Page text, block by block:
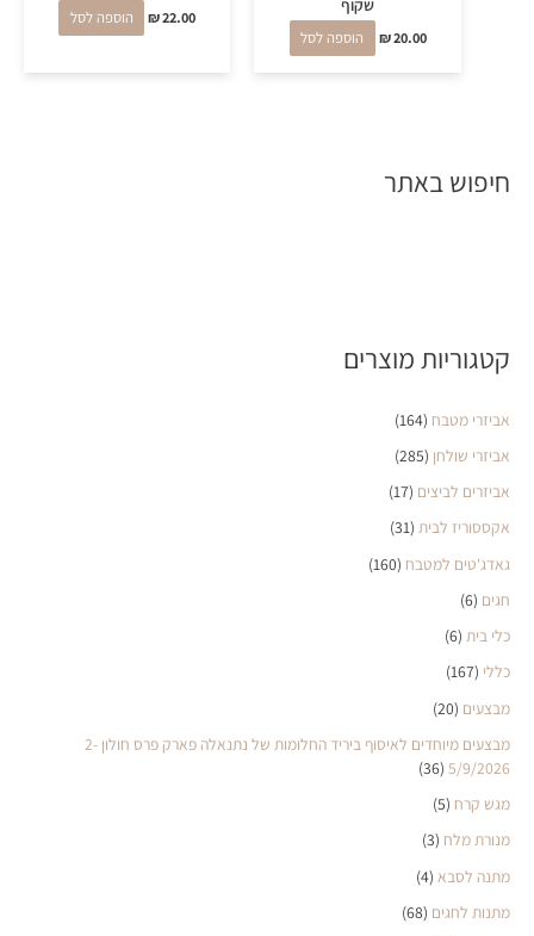
חיפוש באתר
קטגוריות מוצרים
אביזרי מטבח (164)
אביזרי שולחן (285)
אביזרים לביצים (17)
אקססוריז לבית (31)
גאדג'טים למטבח (160)
חגים (6)
כלי בית (6)
כללי (167)
מבצעים (20)
מבצעים מיוחדים לאיסוף ביריד החלומות של נתנאלה פארק פרס חולון 2-
5/9/2026
(36)
מגש קרח (5)
מנורת מלח (3)
מתנה לסבא (4)
מתנות לחגים (68)
שקוף
₪20.00 הוספה לסל
₪22.00 הוספה לסל